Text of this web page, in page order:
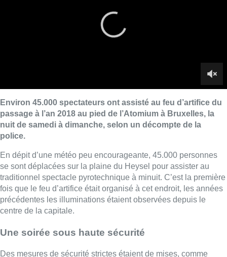
En dépit d’une météo peu encourageante, 45.000 personnes
se sont déplacées sur la plaine du Heysel pour assister au
précédentes les illuminations étaient observées depuis le
Une soirée sous haute sécurité
Des mesures de sécurité strictes étaient de mises, comme
dans de nombreuses autres capitales européennes, et aucun
incident n’a été rapporté. Chaque spectateur a été fouillé à son
entrée sur le site du Heysel. Des militaires étaient présent et
l’accès aux véhicule bloqué tout autour du site.
En raison des conditions météorologiques, il n’avait pas été
exclu que les festivités puissent être annulées. Le feu d’artifice
a aussi été maintenu à Liège, et il a été tiré depuis le quai des
Jonquiers à Namur et non pas depuis la pointe du Grognon
les shows prévus à Bruges et Ostende ont été annulés en
spectateurs ont contemplé les feux tirés à Anvers, a indiqué la